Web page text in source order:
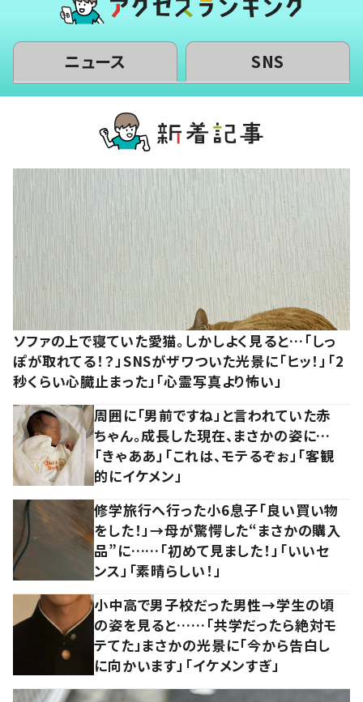
ニュース SNS
ソファの上で寝ていた愛猫。しかしよく見ると…「しっ
ぽが取れてる！？」SNSがザワついた光景に「ヒッ！」「2
秒くらい心臓止まった」「心霊写真より怖い」
周囲に「男前ですね」と言われていた赤
ちゃん。成長した現在、まさかの姿に…
「きゃああ」「これは、モテるぞぉ」「客観
的にイケメン」
修学旅行へ行った小6息子「良い買い物
をした！」→母が驚愕した“まさかの購入
品”に……「初めて見ました！」「いいセ
ンス」「素晴らしい！」
小中高で男子校だった男性→学生の頃
の姿を見ると……「共学だったら絶対モ
テてた」まさかの光景に「今から告白し
に向かいます」「イケメンすぎ」